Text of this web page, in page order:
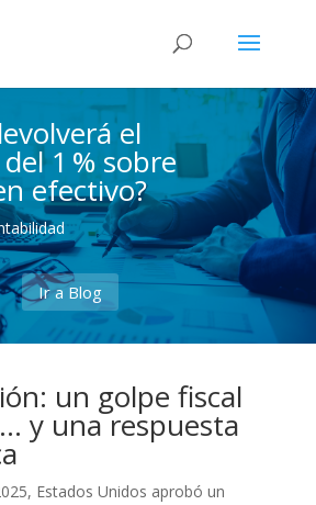
el
1 % sobre
efectivo?
Ir a Blog
un golpe fiscal
y una respuesta
Estados Unidos aprobó un